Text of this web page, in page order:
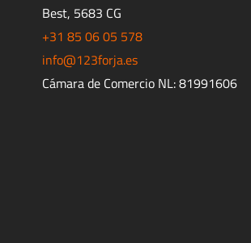
Best, 5683 CG
+31 85 06 05 578
info@123forja.es
Cámara de Comercio NL: 81991606